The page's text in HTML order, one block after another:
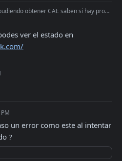
CAE saben si hay problemas con el server de Arca hoy?
un error como este al intentar
?